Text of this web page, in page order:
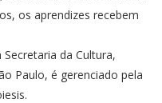
os aprendizes recebem
da Cultura,
Paulo, é gerenciado pela